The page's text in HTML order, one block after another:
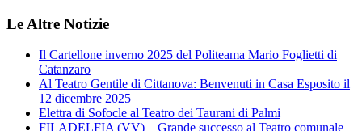
Le Altre Notizie
Il Cartellone inverno 2025 del Politeama Mario Foglietti di
Catanzaro
Al Teatro Gentile di Cittanova: Benvenuti in Casa Esposito il
12 dicembre 2025
Elettra di Sofocle al Teatro dei Taurani di Palmi
FILADELFIA (VV) – Grande successo al Teatro comunale